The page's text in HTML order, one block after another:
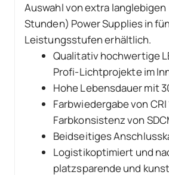
Auswahl von extra
Stunden) Power Supplies in
Leistungsstufen erhältlich.
Qualitativ hochwertige
Profi-Lichtprojekte im
Hohe Lebensdauer mit
Farbwiedergabe von CRI
Farbkonsistenz von
Beidseitiges
Logistikoptimiert und
platzsparende und